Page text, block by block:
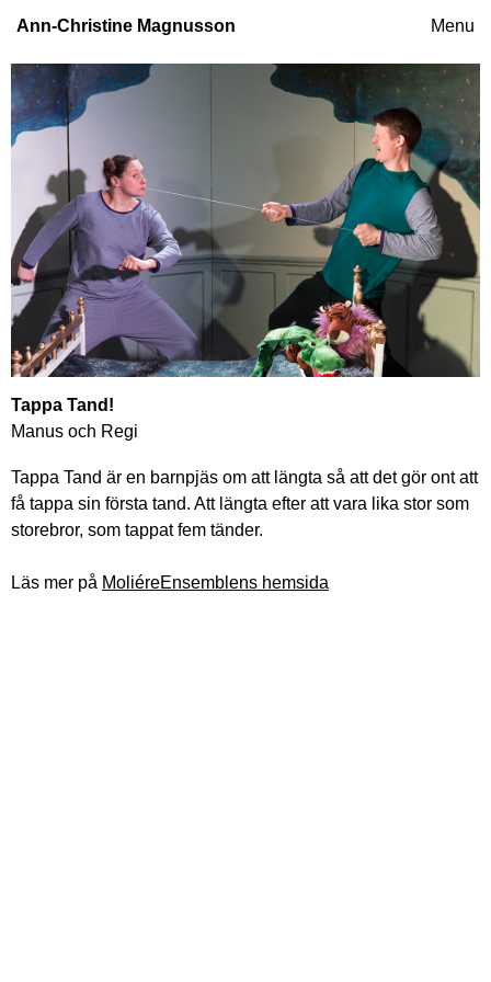
Ann-Christine Magnusson Menu
Tappa Tand!
Manus och Regi
Tappa Tand är en barnpjäs om att längta så att det gör ont att
få tappa sin första tand. Att längta efter att vara lika stor som
storebror, som tappat fem tänder.
Läs mer på MoliéreEnsemblens hemsida